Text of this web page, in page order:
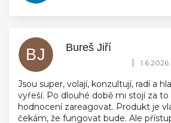
BJ Bureš Jiří
Hodnocení obchodu je 5
| 1.6.2026
Jsou super, volají, konzultují, radí a
vyřeší. Po dlouhé době mi stojí za to
hodnocení zareagovat. Produkt je
čekám, že fungovat bude. Ale